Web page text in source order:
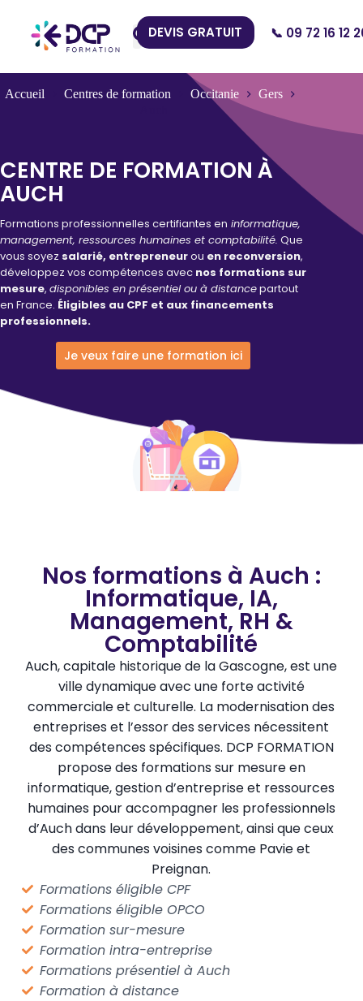
DEVIS GRATUIT 📞 09 72 16 12
Accueil Centres de formation Occitanie
Gers
CENTRE DE FORMATION À
AUCH
Formations professionnelles certifiantes en informatique,
management, ressources humaines et comptabilité. Que
vous soyez salarié, entrepreneurou en reconversion,
développez vos compétences avec nos formations sur
mesure, disponibles en présentiel ou à distancepartout
en France. Éligibles au CPF et aux financements
professionnels.
Je veux faire une formation ici
Nos formations à Auch :
Informatique, IA,
Management, RH &
Comptabilité
Auch, capitale historique de la Gascogne, est une
ville dynamique avec une forte activité
commerciale et culturelle. La modernisation des
entreprises et l’essor des services nécessitent
des compétences spécifiques. DCP FORMATION
propose des formations sur mesure en
informatique, gestion d’entreprise et ressources
humaines pour accompagner les professionnels
d’Auch dans leur développement, ainsi que ceux
des communes voisines comme Pavie et
Preignan.
Formations éligible CPF
Formations éligible OPCO
Formation sur-mesure
Formation intra-entreprise
Formations présentiel à Auch
Formation à distance